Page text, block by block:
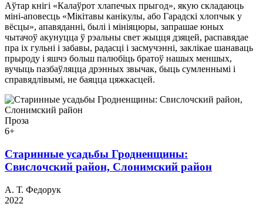
Аўтар кнігі «Калаўрот хлапечых прыгод», якую складаюць
міні-аповесць «Мікітавы канікулы, або Гарадскі хлопчык у
вёсцы», апавяданні, былі і мініяцюры, запрашае юных
чытачоў акунуцца ў рэальны свет жыцця дзяцей, распавядае
пра іх гульні і забавы, радасці і засмучэнні, заклікае шанаваць
прыроду і яшчэ больш палюбіць братоў нашых меншых,
вучыць пазбаўляцца дрэнных звычак, быць сумленнымі і
справядлівымі, не баяцца цяжкасцей.
Проза
6+
Старинные усадьбы Гродненщины:
Свислочский район, Слонимский район
А. Т. Федорук
2022